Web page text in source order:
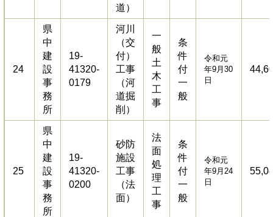
道）
24
県
中
建
設
事
務
所
19-
41320-
0179
河川
（交
付）
工事
（河
道掘
削）
一
般
土
木
工
事
条
件
付
一
般
令和元
年9月30
日
25
県
中
建
設
事
務
所
19-
41320-
0200
砂防
施設
工事
（法
面）
法
面
処
理
工
事
条
件
付
一
般
令和元
年9月24
日